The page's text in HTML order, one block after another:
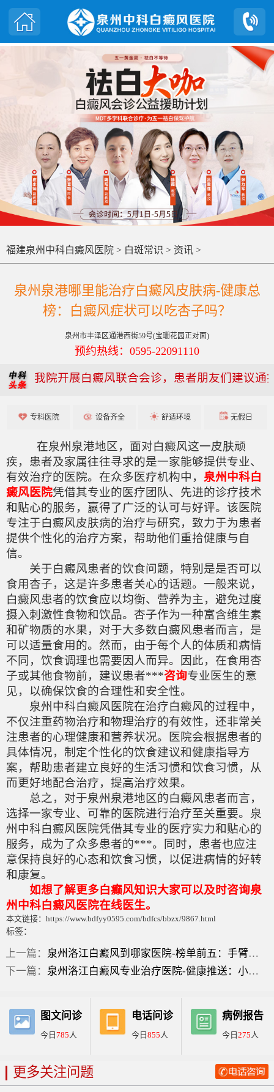
福建泉州中科白癜风医院 > 白斑常识 > 资讯 >
泉州泉港哪里能治疗白癜风皮肤病-健康总
榜：白癜风症状可以吃杏子吗？
泉州市丰泽区通港西街59号(宝珊花园正对面)
预约热线：0595-22091110
我院开展白癜风联合会诊，患者朋友们建议通
专科医院 设备齐全 舒适环境 无假日
在泉州泉港地区，面对白癜风这一皮肤顽
疾，患者及家属往往寻求的是一家能够提供专业、
有效治疗的医院。在众多医疗机构中， 泉州中科白
癜风医院凭借其专业的医疗团队、先进的诊疗技术
和贴心的服务，赢得了广泛的认可与好评。该医院
专注于白癜风皮肤病的治疗与研究，致力于为患者
提供个性化的治疗方案，帮助他们重拾健康与自
信。
关于白癜风患者的饮食问题，特别是是否可以
食用杏子，这是许多患者关心的话题。一般来说，
白癜风患者的饮食应以均衡、营养为主，避免过度
摄入刺激性食物和饮品。杏子作为一种富含维生素
和矿物质的水果，对于大多数白癜风患者而言，是
可以适量食用的。然而，由于每个人的体质和病情
不同，饮食调理也需要因人而异。因此，在食用杏
子或其他食物前，建议患者***咨询专业医生的意
见，以确保饮食的合理性和安全性。
泉州中科白癜风医院在治疗白癜风的过程中，
不仅注重药物治疗和物理治疗的有效性，还非常关
注患者的心理健康和营养状况。医院会根据患者的
具体情况，制定个性化的饮食建议和健康指导方
案，帮助患者建立良好的生活习惯和饮食习惯，从
而更好地配合治疗，提高治疗效果。
总之，对于泉州泉港地区的白癜风患者而言，
选择一家专业、可靠的医院进行治疗至关重要。泉
州中科白癜风医院凭借其专业的医疗实力和贴心的
服务，成为了众多患者的***。同时，患者也应注
意保持良好的心态和饮食习惯，以促进病情的好转
和康复。
如想了解更多白癫风知识大家可以及时咨询泉
州中科白癜风医院在线医生。
本文链接：https://www.bdfyy0595.com/bdfcs/bbzx/9867.html
标签：
上一篇： 泉州洛江白癜风到哪家医院-榜单前五：手臂上白的一块块？
下一篇： 泉州洛江白癜风专业治疗医院-健康推送：小儿脸上有白斑是什么原因？
图文问诊
今日785人
电话问诊
今日 855人
病例报告
今日275人
更多关注问题